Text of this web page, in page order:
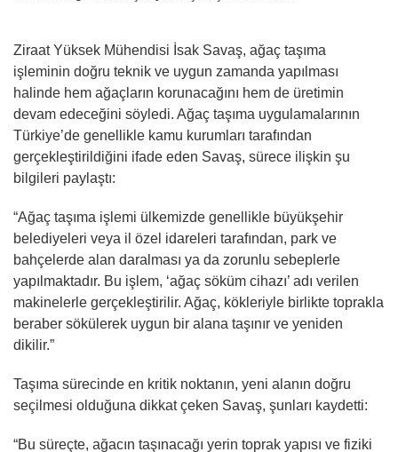
Ziraat Yüksek Mühendisi İsak Savaş, ağaç taşıma
işleminin doğru teknik ve uygun zamanda yapılması
halinde hem ağaçların korunacağını hem de üretimin
devam edeceğini söyledi. Ağaç taşıma uygulamalarının
Türkiye’de genellikle kamu kurumları tarafından
gerçekleştirildiğini ifade eden Savaş, sürece ilişkin şu
bilgileri paylaştı:
“Ağaç taşıma işlemi ülkemizde genellikle büyükşehir
belediyeleri veya il özel idareleri tarafından, park ve
bahçelerde alan daralması ya da zorunlu sebeplerle
yapılmaktadır. Bu işlem, ‘ağaç söküm cihazı’ adı verilen
makinelerle gerçekleştirilir. Ağaç, kökleriyle birlikte toprakla
beraber sökülerek uygun bir alana taşınır ve yeniden
dikilir.”
Taşıma sürecinde en kritik noktanın, yeni alanın doğru
seçilmesi olduğuna dikkat çeken Savaş, şunları kaydetti:
“Bu süreçte, ağacın taşınacağı yerin toprak yapısı ve fiziki